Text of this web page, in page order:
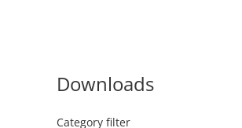
Downloads
Category filter